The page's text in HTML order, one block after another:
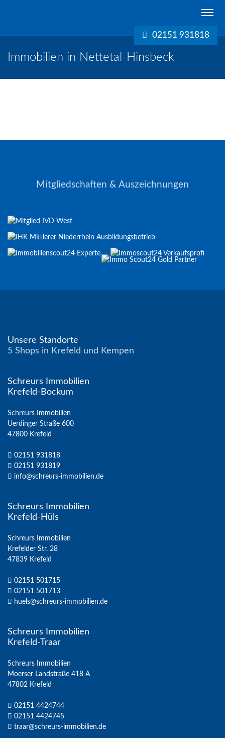
02151 931818
Immobilien in Nettetal-Hinsbeck
Mitgliedschaften & Auszeichnungen
Unsere Standorte
5 Shops in Krefeld und Kempen
Schreurs Immobilien
Krefeld-Bockum
Schreurs Immobilien
Uerdinger Straße 600
47800 Krefeld
02151 931818
02151 931819
info@schreurs-immobilien.de
Schreurs Immobilien
Krefeld-Hüls
Schreurs Immobilien
Krefelder Str. 28
47839 Krefeld
02151 501715
02151 501713
huels@schreurs-immobilien.de
Schreurs Immobilien
Krefeld-Traar
Schreurs Immobilien
Moerser Landstraße 418 A
47802 Krefeld
02151 4424744
02151 4424745
traar@schreurs-immobilien.de